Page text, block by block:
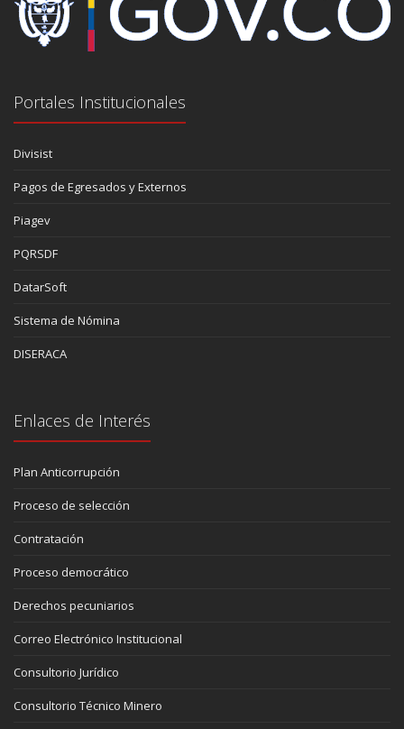
Portales Institucionales
Divisist
Pagos de Egresados y Externos
Piagev
PQRSDF
DatarSoft
Sistema de Nómina
DISERACA
Enlaces de Interés
Plan Anticorrupción
Proceso de selección
Contratación
Proceso democrático
Derechos pecuniarios
Correo Electrónico Institucional
Consultorio Jurídico
Consultorio Técnico Minero